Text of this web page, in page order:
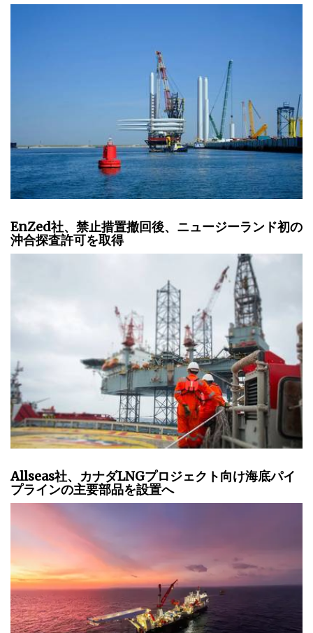
EnZed社、禁止措置撤回後、ニュージーランド初の
沖合探査許可を取得
Allseas社、カナダLNGプロジェクト向け海底パイ
プラインの主要部品を設置へ